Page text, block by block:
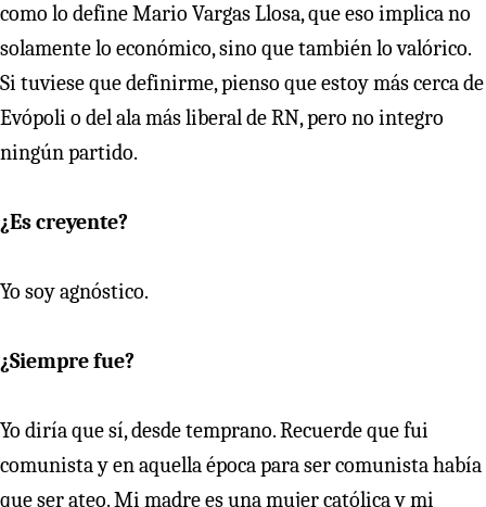
como lo define Mario Vargas Llosa, que eso implica no
solamente lo económico, sino que también lo valórico.
Si tuviese que definirme, pienso que estoy más cerca de
Evópoli o del ala más liberal de RN, pero no integro
ningún partido.
¿Es creyente?
Yo soy agnóstico.
¿Siempre fue?
Yo diría que sí, desde temprano. Recuerde que fui
comunista y en aquella época para ser comunista había
que ser ateo. Mi madre es una mujer católica y mi